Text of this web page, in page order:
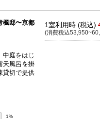
楓邸〜京都
中庭をはじ
天風呂を掛
貸切で提供
1%
1室利用時 (税込)
(消費税込